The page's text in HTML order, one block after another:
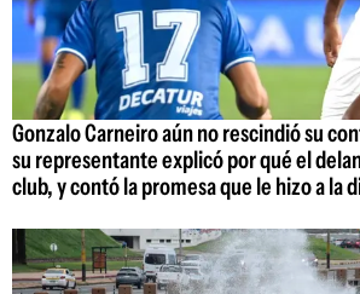
Gonzalo Carneiro aún no rescindió su
su representante explicó por qué el
club, y contó la promesa que le hizo a la